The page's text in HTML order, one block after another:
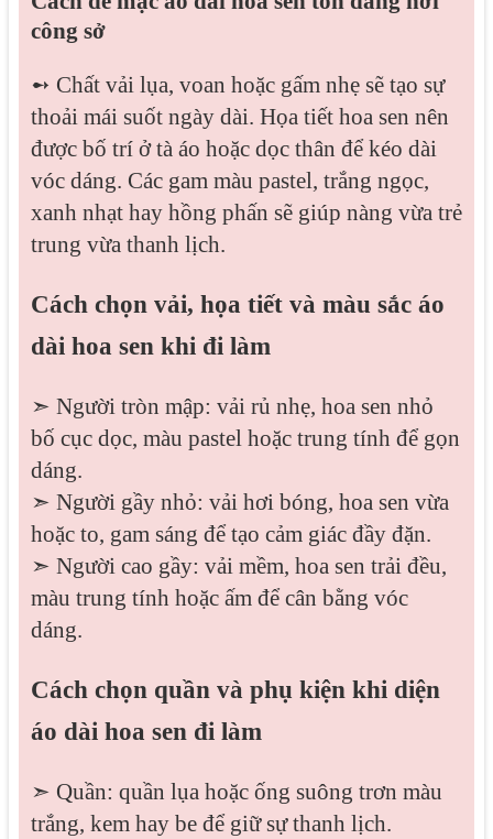
công sở
➻ Chất vải lụa, voan hoặc gấm nhẹ sẽ tạo sự
thoải mái suốt ngày dài. Họa tiết hoa sen nên
được bố trí ở tà áo hoặc dọc thân để kéo dài
vóc dáng. Các gam màu pastel, trắng ngọc,
xanh nhạt hay hồng phấn sẽ giúp nàng vừa trẻ
trung vừa thanh lịch.
Cách chọn vải, họa tiết và màu sắc áo
dài hoa sen khi đi làm
➣ Người tròn mập: vải rủ nhẹ, hoa sen nhỏ
bố cục dọc, màu pastel hoặc trung tính để gọn
dáng.
➣ Người gầy nhỏ: vải hơi bóng, hoa sen vừa
hoặc to, gam sáng để tạo cảm giác đầy đặn.
➣ Người cao gầy: vải mềm, hoa sen trải đều,
màu trung tính hoặc ấm để cân bằng vóc
dáng.
Cách chọn quần và phụ kiện khi diện
áo dài hoa sen đi làm
➣ Quần: quần lụa hoặc ống suông trơn màu
trắng, kem hay be để giữ sự thanh lịch.